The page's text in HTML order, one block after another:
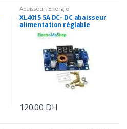
Abaisseur, Energie
XL4015 5A DC- DC abaisseur
alimentation réglable
Module Buck Converter avec
Affichage numérique
120.00 DH